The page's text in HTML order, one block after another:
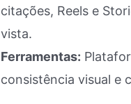
citações, Reels e
vista.
Ferramentas:
consistência visual e